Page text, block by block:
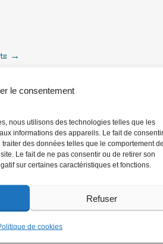
le consentement
nous utilisons des technologies telles que les
informations des appareils. Le fait de
des données telles que le comportement
Le fait de ne pas consentir ou de retirer son
sur certaines caractéristiques et fonctions.
Refuser
de cookies
→